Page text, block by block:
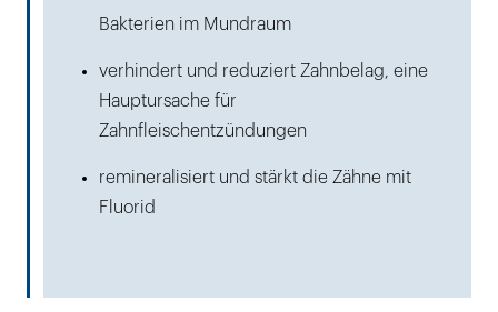
Bakterien im Mundraum
verhindert und reduziert Zahnbelag, eine
Hauptursache für
Zahnfleischentzündungen
remineralisiert und stärkt die Zähne mit
Fluorid